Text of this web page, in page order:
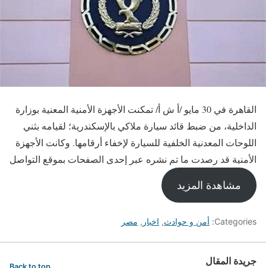
القاهرة في 30 مايو /أ ش أ/ تمكنت الأجهزة الأمنية المعنية بوزارة
الداخلية، من ضبط قائد سيارة ملاكي بالإسكندرية؛ لقيامه بثني
اللوحات المعدنية الخلفية للسيارة لإخفاء أرقامها. وكانت الأجهزة
الأمنية قد رصدت ما تم نشره عبر إحدى الصفحات بموقع التواصل
مشاهدة المزيد
Categories: أمن و حوادث, اخبار , مصر
جريدة المقال